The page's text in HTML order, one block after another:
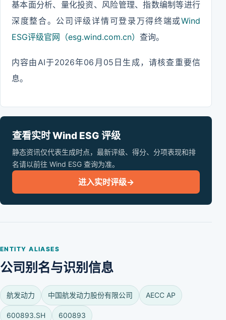
基本面分析、量化投资、风险管理、指数编制等进行
深度整合。公司评级详情可登录万得终端或Wind
ESG评级官网（esg.wind.com.cn） 查询。
内容由AI于2026年06月05日生成，请核查重要信
息。
查看实时 Wind ESG 评级
静态资讯仅代表生成时点，最新评级、得分、分项表现和排
名请以前往 Wind ESG 查询为准。
进入实时评级→
ENTITY ALIASES
公司别名与识别信息
航发动力 中国航发动力股份有限公司 AECC AP
600893.SH 600893